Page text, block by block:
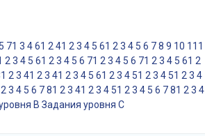
5 71 3 461 2 41 2 3 4 5 61 2 3 4 5 6 78 9 10 11 1
2 3 4 5 61 2 3 4 5 6 71 2 3 4 5 6 71 2 3 4 5 61 2
1 2 3 41 2 3 41 2 3 4 5 61 2 3 4 51 2 3 4 51 2 3 4
2 3 4 5 6 781 2 3 41 2 3 4 51 2 3 4 5 6 781 2 3 4
B Задания уровня С